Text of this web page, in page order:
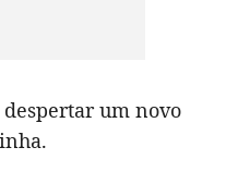
um novo